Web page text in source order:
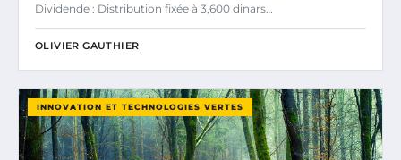
Dividende : Distribution fixée à 3,600 dinars…
OLIVIER GAUTHIER
INNOVATION ET TECHNOLOGIES VERTES